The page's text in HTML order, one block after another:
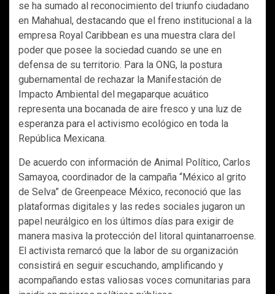
se ha sumado al reconocimiento del triunfo ciudadano
en Mahahual, destacando que el freno institucional a la
empresa Royal Caribbean es una muestra clara del
poder que posee la sociedad cuando se une en
defensa de su territorio. Para la ONG, la postura
gubernamental de rechazar la Manifestación de
Impacto Ambiental del megaparque acuático
representa una bocanada de aire fresco y una luz de
esperanza para el activismo ecológico en toda la
República Mexicana.
De acuerdo con información de Animal Político, Carlos
Samayoa, coordinador de la campaña “México al grito
de Selva” de Greenpeace México, reconoció que las
plataformas digitales y las redes sociales jugaron un
papel neurálgico en los últimos días para exigir de
manera masiva la protección del litoral quintanarroense.
El activista remarcó que la labor de su organización
consistirá en seguir escuchando, amplificando y
acompañando estas valiosas voces comunitarias para